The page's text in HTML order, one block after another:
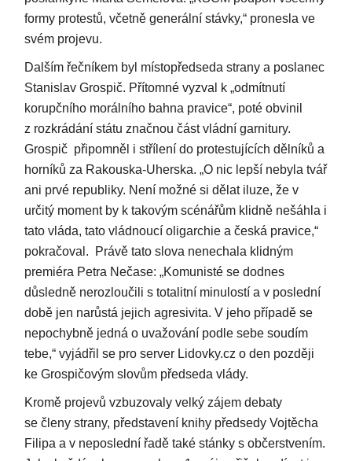
formy protestů, včetně generální stávky,“ pronesla ve
svém projevu.
Dalším řečníkem byl místopředseda strany a poslanec
Stanislav Grospič. Přítomné vyzval k „odmítnutí
korupčního morálního bahna pravice“, poté obvinil
z rozkrádání státu značnou část vládní garnitury.
Grospič připomněl i střílení do protestujících dělníků a
horníků za Rakouska-Uherska. „O nic lepší nebyla tvář
ani prvé republiky. Není možné si dělat iluze, že v
určitý moment by k takovým scénářům klidně nešáhla i
tato vláda, tato vládnoucí oligarchie a česká pravice,“
pokračoval. Právě tato slova nenechala klidným
premiéra Petra Nečase: „Komunisté se dodnes
důsledně nerozloučili s totalitní minulostí a v poslední
době jen narůstá jejich agresivita. V jeho případě se
nepochybně jedná o uvažování podle sebe soudím
tebe,“ vyjádřil se pro server Lidovky.cz o den později
ke Grospičovým slovům předseda vlády.
Kromě projevů vzbuzovaly velký zájem debaty
se členy strany, představení knihy předsedy Vojtěcha
Filipa a v neposlední řadě také stánky s občerstvením.